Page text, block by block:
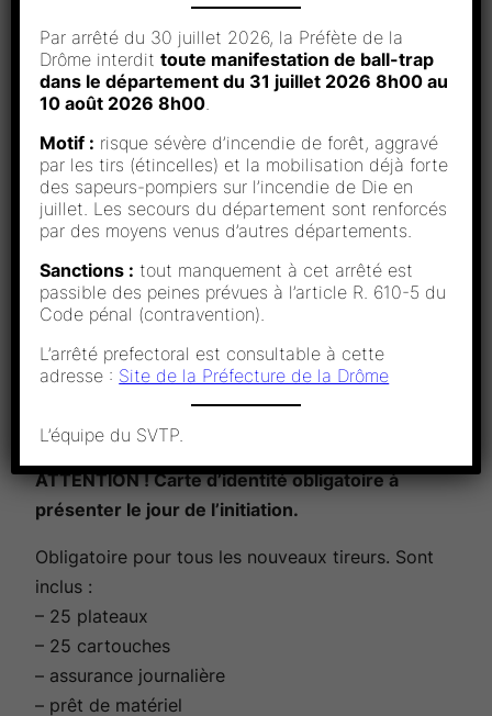
Gard et de la Loire. Le club est ouvert à tous :
tireurs chevronnés, tireurs débutants.
moins 12 ans, nous vous accueillerons avec plaisir.
Nos initiateurs diplômés vous apprendront les
règles fondamentales et indispensables de notre
sport.
Forfait Découverte : 35€–
août.
Les samedis matin.
06.80.08.11.69
ATTENTION ! Carte d’identité obligatoire à
présenter le jour de l’initiation.
Obligatoire pour tous les nouveaux tireurs. Sont
inclus :
– 25 plateaux
– 25 cartouches
– assurance journalière
– prêt de matériel
Par arrêté du 30 juillet 2026, la Préfète de la
Drôme interdittoute manifestation de ball-trap
dans le département du 31 juillet 2026 8h00 au
10 août 2026 8h00.
Motif : risque sévère d’incendie de forêt, aggravé
par les tirs (étincelles) et la mobilisation déjà forte
des sapeurs-pompiers sur l’incendie de Die en
juillet. Les secours du département sont renforcés
par des moyens venus d’autres départements.
Sanctions : tout manquement à cet arrêté est
passible des peines prévues à l’article R. 610-5 du
Code pénal (contravention).
L’arrêté prefectoral est consultable à cette
adresse : Site de la Préfecture de la Drôme
L’équipe du SVTP.